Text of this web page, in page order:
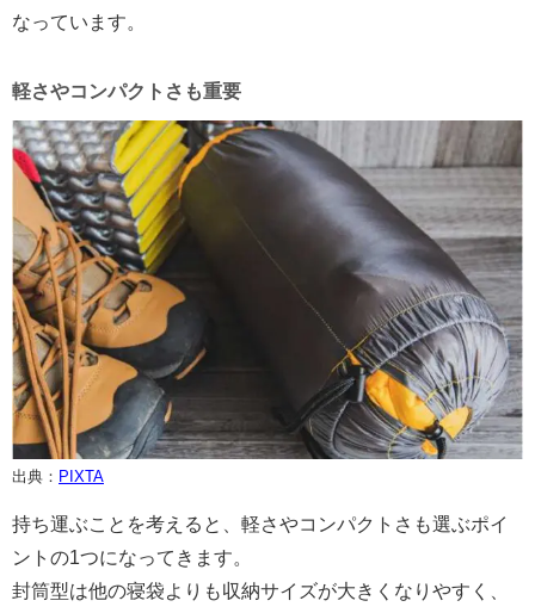
なっています。
軽さやコンパクトさも重要
出典： PIXTA
持ち運ぶことを考えると、軽さやコンパクトさも選ぶポイ
ントの1つになってきます。
封筒型は他の寝袋よりも収納サイズが大きくなりやすく、